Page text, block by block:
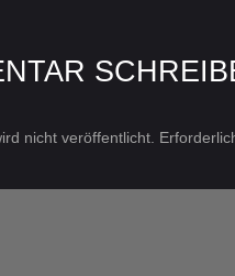
nicht veröffentlicht.